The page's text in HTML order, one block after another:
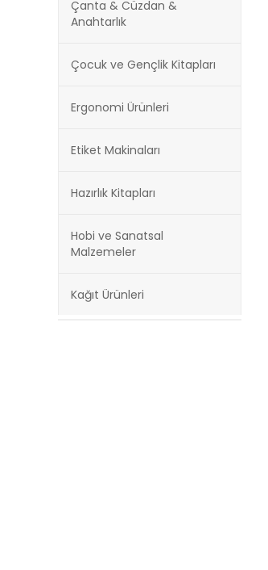
Çanta & Cüzdan &
Anahtarlık
Çocuk ve Gençlik Kitapları
Ergonomi Ürünleri
Etiket Makinaları
Hazırlık Kitapları
Hobi ve Sanatsal
Malzemeler
Kağıt Ürünleri